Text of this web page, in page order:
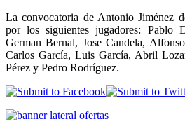
La convocatoria de Antonio Jiménez
por los siguientes jugadores: Pablo
German Bernal, Jose Candela,
Carlos García, Luis García, Abril
Pérez y Pedro Rodríguez.